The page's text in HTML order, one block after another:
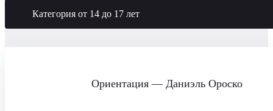
Категория от 14 до 17 лет
Ориентация — Даниэль Ороско